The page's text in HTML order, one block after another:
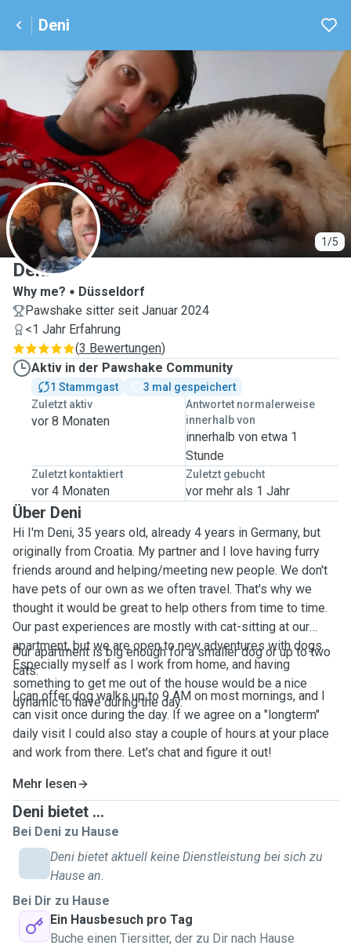
Deni
1/5
D
Deni
Why me?
Düsseldorf
Pawshake sitter seit Januar 2024
<1 Jahr Erfahrung
(3 Bewertungen)
Aktiv in der Pawshake Community
1 Stammgast
3 mal gespeichert
Zuletzt aktiv
vor 8 Monaten
Antwortet normalerweise
innerhalb von
innerhalb von etwa 1
Stunde
Zuletzt kontaktiert
vor 4 Monaten
Zuletzt gebucht
vor mehr als 1 Jahr
Über Deni
Hi I'm Deni, 35 years old, already 4 years in Germany, but
originally from Croatia. My partner and I love having furry
friends around and helping/meeting new people. We don't
have pets of our own as we often travel. That's why we
thought it would be great to help others from time to time.
Our past experiences are mostly with cat-sitting at our
apartment, but we are open to new adventures with dogs.
Especially myself as I work from home, and having
something to get me out of the house would be a nice
dynamic to have during the day.
Our apartment is big enough for a smaller dog or up to two
cats.
I can offer dog walks up to 9 AM on most mornings, and I
can visit once during the day. If we agree on a "longterm"
daily visit I could also stay a couple of hours at your place
and work from there. Let's chat and figure it out!
Mehr lesen
Deni bietet ...
Bei Deni zu Hause
Deni bietet aktuell keine Dienstleistung bei sich zu
Hause an.
Bei Dir zu Hause
Ein Hausbesuch pro Tag
Buche einen Tiersitter, der zu Dir nach Hause